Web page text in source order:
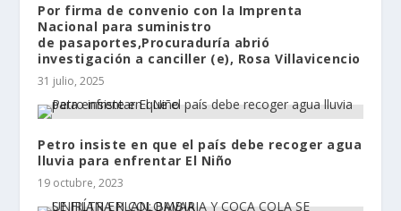
Por firma de convenio con la Imprenta
Nacional para suministro
de pasaportes,Procuraduría abrió
investigación a canciller (e), Rosa Villavicencio
31 julio, 2025
Petro insiste en que el país debe recoger agua
lluvia para enfrentar El Niño
19 octubre, 2023